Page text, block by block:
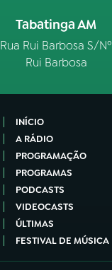
Tabatinga AM
Rua Rui Barbosa S/Nº
Rui Barbosa
INÍCIO
A RÁDIO
PROGRAMAÇÃO
PROGRAMAS
PODCASTS
VIDEOCASTS
ÚLTIMAS
FESTIVAL DE MÚSICA